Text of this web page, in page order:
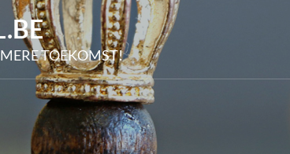
TOEKOMST!